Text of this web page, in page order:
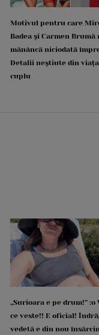
Motivul pentru care
Badea și Carmen Brumă
mănâncă niciodată
Detalii neștiute din
cuplu
„Surioara e pe drum!” :o
ce veste!! E oficial!
vedetă e din nou